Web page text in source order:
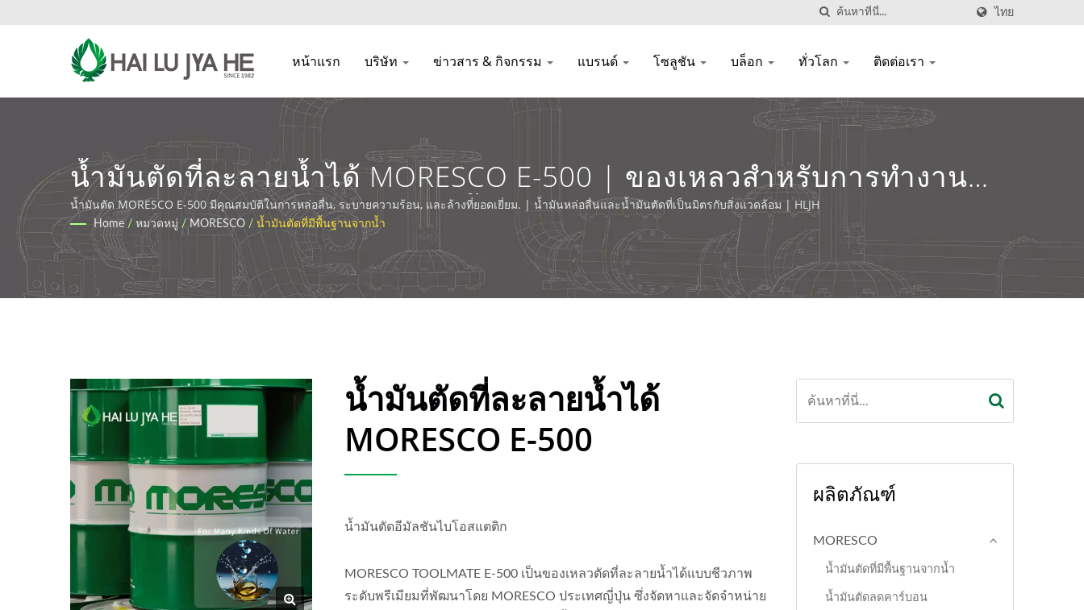
ไทย
หน้าแรก บริษัท ข่าวสาร & กิจกรรม แบรนด์ โซลูชัน บล็อก ทั่วโลก ติดต่อเรา
น้ำมันตัดที่ละลายน้ำได้ MORESCO E-500 | ของเหลวสำหรับการทำงาน
โลหะระดับพรีเมียมและโซลูชันน้ำเสีย | HLJH
น้ำมันตัด MORESCO E-500 มีคุณสมบัติในการหล่อลื่น, ระบายความร้อน, และล้างที่ยอดเยี่ยม. | น้ำมันหล่อลื่นและน้ำมันตัดที่เป็นมิตรกับสิ่งแวดล้อม | HLJH
Home / หมวดหมู่ / MORESCO / น้ำมันตัดที่มีพื้นฐานจากน้ำ
น้ำมันตัดที่ละลายน้ำได้
MORESCO E-500
น้ำมันตัดอีมัลชันไบโอสแตติก
MORESCO TOOLMATE E-500 เป็นของเหลวตัดที่ละลายน้ำได้แบบชีวภาพ
ระดับพรีเมียมที่พัฒนาโดย MORESCO ประเทศญี่ปุ่น ซึ่งจัดหาและจัดจำหน่าย
ผลิตภัณฑ์
MORESCO
น้ำมันตัดที่มีพื้นฐานจากน้ำ
น้ำมันตัดลดคาร์บอน